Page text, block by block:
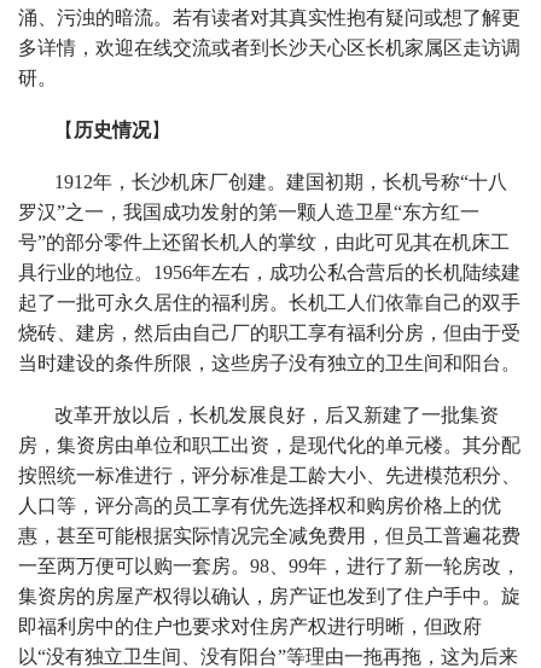
涌、污浊的暗流。若有读者对其真实性抱有疑问或想了解更
多详情，欢迎在线交流或者到长沙天心区长机家属区走访调
研。
【 历史情况】
1912年，长沙机床厂创建。建国初期，长机号称“十八
罗汉”之一，我国成功发射的第一颗人造卫星“东方红一
号”的部分零件上还留长机人的掌纹，由此可见其在机床工
具行业的地位。1956年左右，成功公私合营后的长机陆续建
起了一批可永久居住的福利房。长机工人们依靠自己的双手
烧砖、建房，然后由自己厂的职工享有福利分房，但由于受
当时建设的条件所限，这些房子没有独立的卫生间和阳台。
改革开放以后，长机发展良好，后又新建了一批集资
房，集资房由单位和职工出资，是现代化的单元楼。其分配
按照统一标准进行，评分标准是工龄大小、先进模范积分、
人口等，评分高的员工享有优先选择权和购房价格上的优
惠，甚至可能根据实际情况完全减免费用，但员工普遍花费
一至两万便可以购一套房。98、99年，进行了新一轮房改，
集资房的房屋产权得以确认，房产证也发到了住户手中。旋
即福利房中的住户也要求对住房产权进行明晰，但政府
以“没有独立卫生间、没有阳台”等理由一拖再拖，这为后来